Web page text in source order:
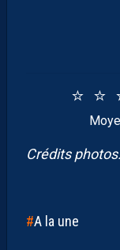
Crédits
A la une